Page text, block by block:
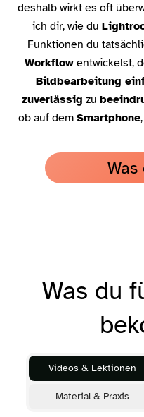
deshalb wirkt es oft
ich dir, wie du
Funktionen du
Workflowentwickelst,
Bildbearbeitung
zuverlässig zu
ob auf dem Smartphone
Was du
Videos & Lektionen
Material & Praxis